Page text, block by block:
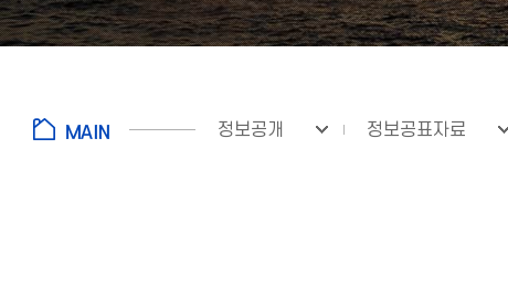
정보공개 정보공표자료